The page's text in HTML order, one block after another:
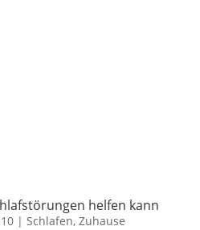
helfen kann
| Schlafen, Zuhause